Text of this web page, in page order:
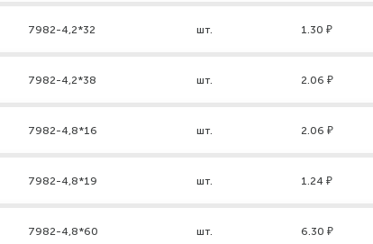
7982-4,2*32 шт. 1.30 ₽
7982-4,2*38 шт. 2.06 ₽
7982-4,8*16 шт. 2.06 ₽
7982-4,8*19 шт. 1.24 ₽
7982-4,8*60 шт. 6.30 ₽